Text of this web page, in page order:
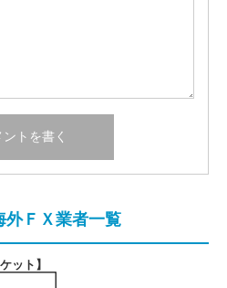
ＦＸ業者一覧
ット 】